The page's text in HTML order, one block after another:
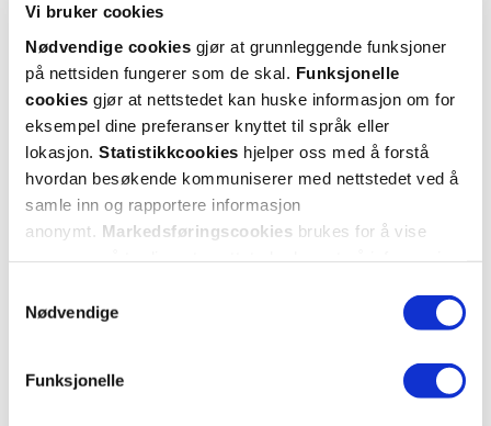
Vi bruker cookies
Nødvendige cookies gjør at grunnleggende funksjoner
på nettsiden fungerer som de skal. Funksjonelle
cookies gjør at nettstedet kan huske informasjon om for
eksempel dine preferanser knyttet til språk eller
lokasjon. Statistikkcookies hjelper oss med å forstå
hvordan besøkende kommuniserer med nettstedet ved å
samle inn og rapportere informasjon
anonymt. Markedsføringscookies brukes for å vise
Nødvendige
FunksjonelleKUNDEANMELDELSER